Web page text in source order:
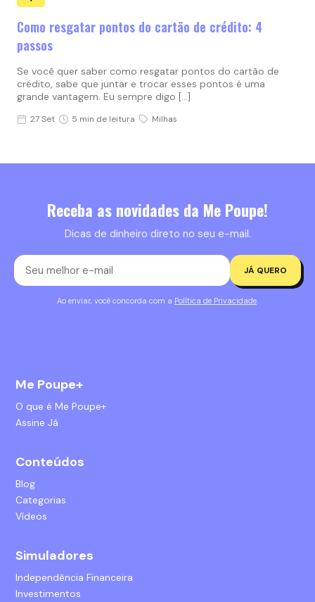
Como resgatar pontos do cartão de crédito: 4
passos
Se você quer saber como resgatar pontos do cartão de
crédito, sabe que juntar e trocar esses pontos é uma
grande vantagem. Eu sempre digo […]
27 Set 5 min de leitura Milhas
Receba as novidades da Me Poupe!
Dicas de dinheiro direto no seu e-mail.
JÁ QUERO
Ao enviar, você concorda com a Política de Privacidade.
Me Poupe+
O que é Me Poupe+
Assine Já
Conteúdos
Blog
Categorias
Vídeos
Simuladores
Independência Financeira
Investimentos